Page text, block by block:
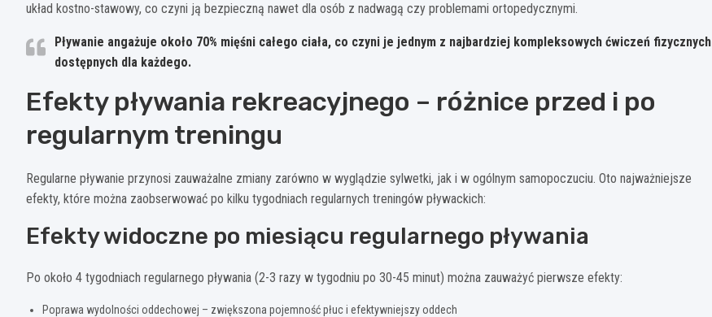
układ kostno-stawowy, co czyni ją bezpieczną nawet dla osób z nadwagą czy problemami ortopedycznymi.
Pływanie angażuje około 70% mięśni całego ciała, co czyni je jednym z najbardziej kompleksowych ćwiczeń fizycznych
dostępnych dla każdego.
Efekty pływania rekreacyjnego – różnice przed i po
regularnym treningu
Regularne pływanie przynosi zauważalne zmiany zarówno w wyglądzie sylwetki, jak i w ogólnym samopoczuciu. Oto najważniejsze
efekty, które można zaobserwować po kilku tygodniach regularnych treningów pływackich:
Efekty widoczne po miesiącu regularnego pływania
Po około 4 tygodniach regularnego pływania (2-3 razy w tygodniu po 30-45 minut) można zauważyć pierwsze efekty:
Poprawa wydolności oddechowej – zwiększona pojemność płuc i efektywniejszy oddech